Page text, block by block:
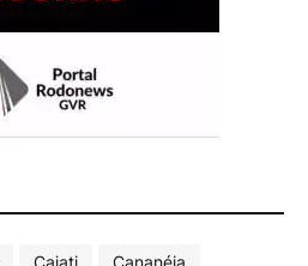
Cajati Cananéia